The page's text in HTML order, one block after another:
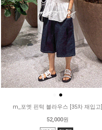
●
m_포엣 핀턱 블라우스 [35차 재입고]
52,000원